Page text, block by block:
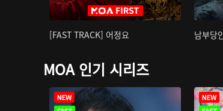
[FAST TRACK] 어정요 남부당
MOA 인기 시리즈